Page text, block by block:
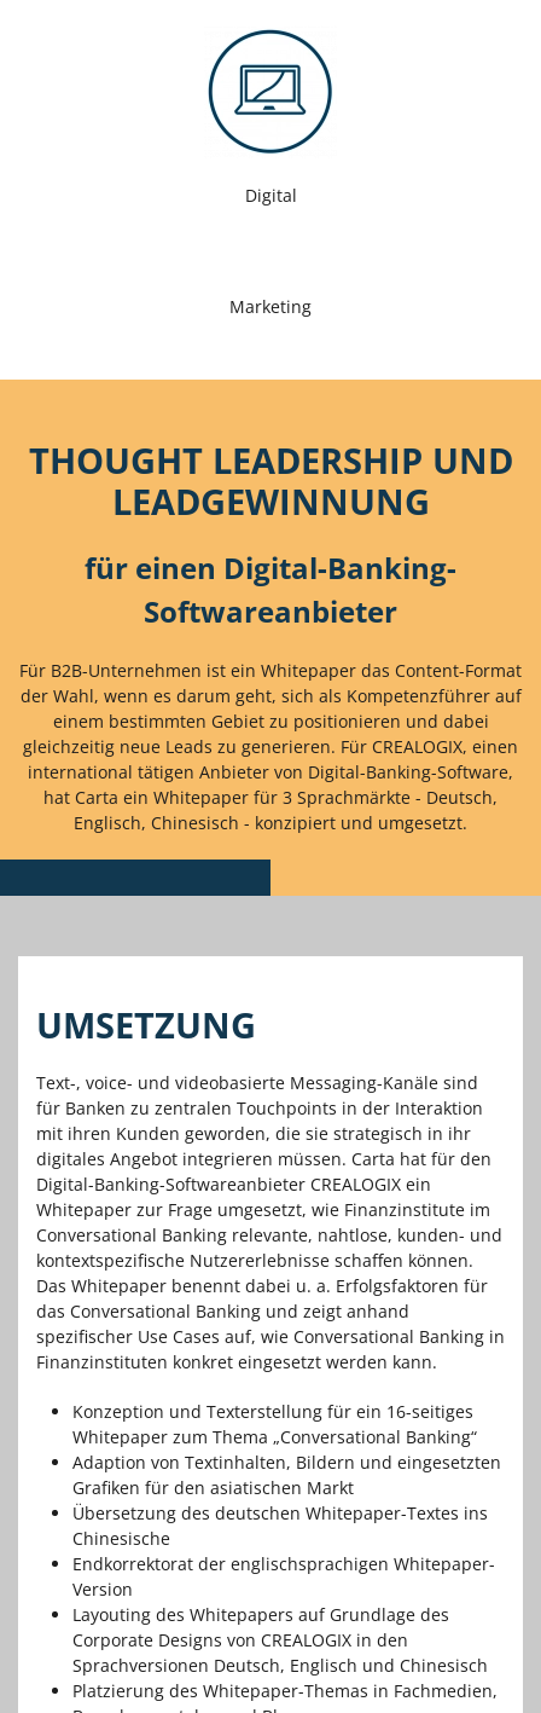
Digital
Marketing
THOUGHT LEADERSHIP UND
LEADGEWINNUNG
für einen Digital-Banking-
Softwareanbieter
Für B2B-Unternehmen ist ein Whitepaper das Content-Format
der Wahl, wenn es darum geht, sich als Kompetenzführer auf
einem bestimmten Gebiet zu positionieren und dabei
gleichzeitig neue Leads zu generieren. Für CREALOGIX, einen
international tätigen Anbieter von Digital-Banking-Software,
hat Carta ein Whitepaper für 3 Sprachmärkte - Deutsch,
Englisch, Chinesisch - konzipiert und umgesetzt.
UMSETZUNG
Text-, voice- und videobasierte Messaging-Kanäle sind
für Banken zu zentralen Touchpoints in der Interaktion
mit ihren Kunden geworden, die sie strategisch in ihr
digitales Angebot integrieren müssen. Carta hat für den
Digital-Banking-Softwareanbieter CREALOGIX ein
Whitepaper zur Frage umgesetzt, wie Finanzinstitute im
Conversational Banking relevante, nahtlose, kunden- und
kontextspezifische Nutzererlebnisse schaffen können.
Das Whitepaper benennt dabei u. a. Erfolgsfaktoren für
das Conversational Banking und zeigt anhand
spezifischer Use Cases auf, wie Conversational Banking in
Finanzinstituten konkret eingesetzt werden kann.
Konzeption und Texterstellung für ein 16-seitiges
Whitepaper zum Thema „Conversational Banking“
Adaption von Textinhalten, Bildern und eingesetzten
Grafiken für den asiatischen Markt
Übersetzung des deutschen Whitepaper-Textes ins
Chinesische
Endkorrektorat der englischsprachigen Whitepaper-
Version
Layouting des Whitepapers auf Grundlage des
Corporate Designs von CREALOGIX in den
Sprachversionen Deutsch, Englisch und Chinesisch
Platzierung des Whitepaper-Themas in Fachmedien,